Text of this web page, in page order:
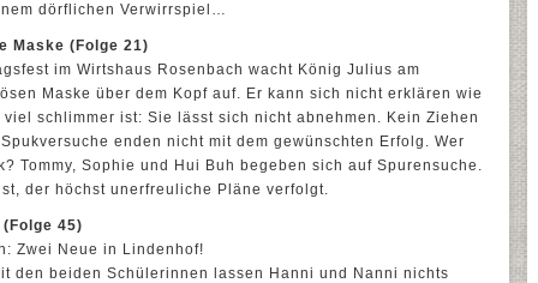
dörflichen Verwirrspiel…
Maske (Folge 21)
im Wirtshaus Rosenbach wacht König Julius am
Maske über dem Kopf auf. Er kann sich nicht erklären wie
schlimmer ist: Sie lässt sich nicht abnehmen. Kein Ziehen
enden nicht mit dem gewünschten Erfolg. Wer
Tommy, Sophie und Hui Buh begeben sich auf Spurensuche.
der höchst unerfreuliche Pläne verfolgt.
45)
Zwei Neue in Lindenhof!
den beiden Schülerinnen lassen Hanni und Nanni nichts